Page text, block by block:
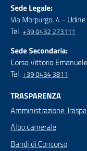
Sede Legale:
Via Morpurgo, 4 - Udine
Tel.+39 0432 273111
Sede Secondaria:
Corso Vittorio
Tel.+39 0434 3811
TRASPARENZA
Amministrazione
Albo camerale
Bandi di Concorso